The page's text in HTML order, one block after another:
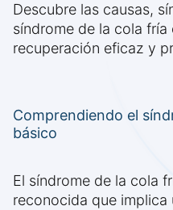
Descubre las causas,
síndrome de la cola fría
recuperación eficaz y
Comprendiendo el
básico
El síndrome de la cola
reconocida que implica